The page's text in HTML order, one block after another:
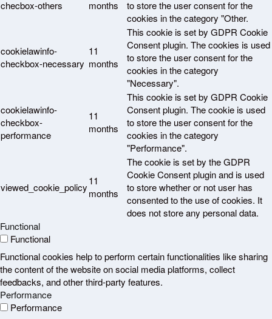
checbox-others
months
to store the user consent for the
cookies in the category "Other.
cookielawinfo-
checkbox-necessary
11
months
This cookie is set by GDPR Cookie
Consent plugin. The cookies is used
to store the user consent for the
cookies in the category
"Necessary".
cookielawinfo-
checkbox-
performance
11
months
This cookie is set by GDPR Cookie
Consent plugin. The cookie is used
to store the user consent for the
cookies in the category
"Performance".
viewed_cookie_policy
11
months
The cookie is set by the GDPR
Cookie Consent plugin and is used
to store whether or not user has
consented to the use of cookies. It
does not store any personal data.
Functional
Functional
Functional cookies help to perform certain functionalities like sharing
the content of the website on social media platforms, collect
feedbacks, and other third-party features.
Performance
Performance